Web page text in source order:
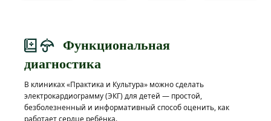
Функциональная
диагностика
В клиниках «Практика и Культура» можно сделать
электрокардиограмму (ЭКГ) для детей — простой,
безболезненный и информативный способ оценить, как
работает сердце ребёнка.